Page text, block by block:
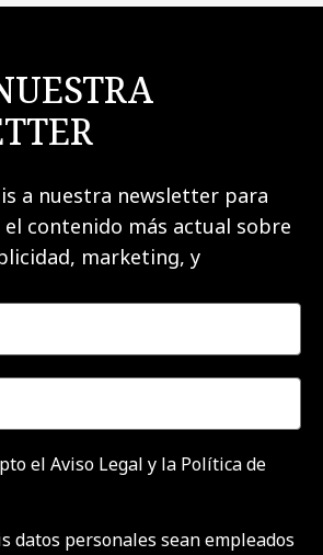
a nuestra newsletter para
contenido más actual sobre
marketing, y
el Aviso Legal y la Política de
datos personales sean empleados